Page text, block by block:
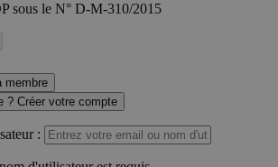
sous le N° D-M-310/2015
membre
? Créer votre compte
: